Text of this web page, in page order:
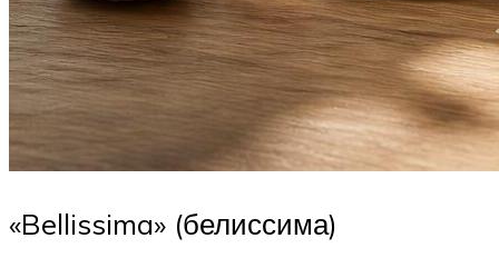
«Bellissima» (белиссима)